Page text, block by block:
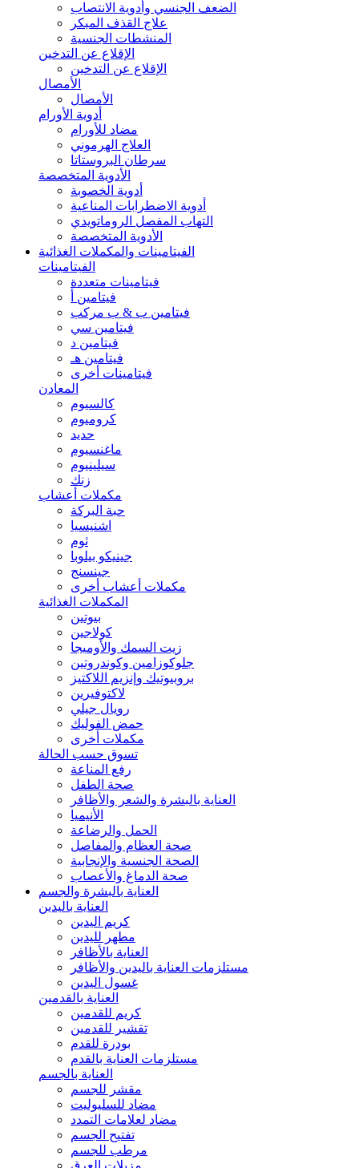
الضعف الجنسي وأدوية الانتصاب
علاج القذف المبكر
المنشطات الجنسية
الإقلاع عن التدخين
الإقلاع عن التدخين
الأمصال
الأمصال
أدوية الأورام
مضاد للأورام
العلاج الهرموني
سرطان البروستاتا
الأدوية المتخصصة
أدوية الخصوبة
أدوية الاضطرابات المناعية
التهاب المفصل الروماتويدي
الأدوية المتخصصة
الفيتامينات والمكملات الغذائية
الفيتامينات
فيتامينات متعددة
فيتامين أ
فيتامين ب & ب مركب
فيتامين سي
فيتامين د
فيتامين هـ
فيتامينات أخرى
المعادن
كالسيوم
كروميوم
حديد
ماغنسيوم
سيلينيوم
زنك
مكملات أعشاب
حبة البركة
اشنيسيا
ثوم
جينيكو بيلوبا
جينسنج
مكملات أعشاب أخرى
المكملات الغذائية
بيوتين
كولاجين
زيت السمك والأوميجا
جلوكوزامين وكوندروتين
بروبيوتيك وإنزيم اللاكتيز
لاكتوفيرين
رويال جيلي
حمض الفوليك
مكملات أخرى
تسوق حسب الحالة
رفع المناعة
صحة الطفل
العناية بالبشرة والشعر والأظافر
الأنيميا
الحمل والرضاعة
صحة العظام والمفاصل
الصحة الجنسية والإنجابية
صحة الدماغ والأعصاب
العناية بالبشرة والجسم
العناية باليدين
كريم اليدين
مطهر لليدين
العناية بالأظافر
مستلزمات العناية باليدين والأظافر
غسول اليدين
العناية بالقدمين
كريم للقدمين
تقشير للقدمين
بودرة للقدم
مستلزمات العناية بالقدم
العناية بالجسم
مقشر للجسم
مضاد للسليوليت
مضاد لعلامات التمدد
تفتيح الجسم
مرطب للجسم
مزيلات العرق